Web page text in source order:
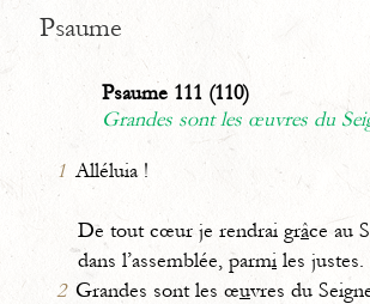
Psaume
Psaume 111 (110)
Grandes sont les œuvres du
1 Alléluia !
De tout cœur je rendrai grâce au
dans l’assemblée, parmi les justes.
2 Grandes sont les œuvres du